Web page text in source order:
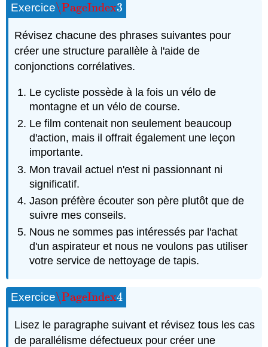
Exercice\PageIndex3
\PageIndex3
Révisez chacune des phrases suivantes pour
créer une structure parallèle à l'aide de
conjonctions corrélatives.
Le cycliste possède à la fois un vélo de
montagne et un vélo de course.
Le film contenait non seulement beaucoup
d'action, mais il offrait également une leçon
importante.
Mon travail actuel n'est ni passionnant ni
significatif.
Jason préfère écouter son père plutôt que de
suivre mes conseils.
Nous ne sommes pas intéressés par l'achat
d'un aspirateur et nous ne voulons pas utiliser
votre service de nettoyage de tapis.
Exercice\PageIndex4
\PageIndex4
Lisez le paragraphe suivant et révisez tous les cas
de parallélisme défectueux pour créer une